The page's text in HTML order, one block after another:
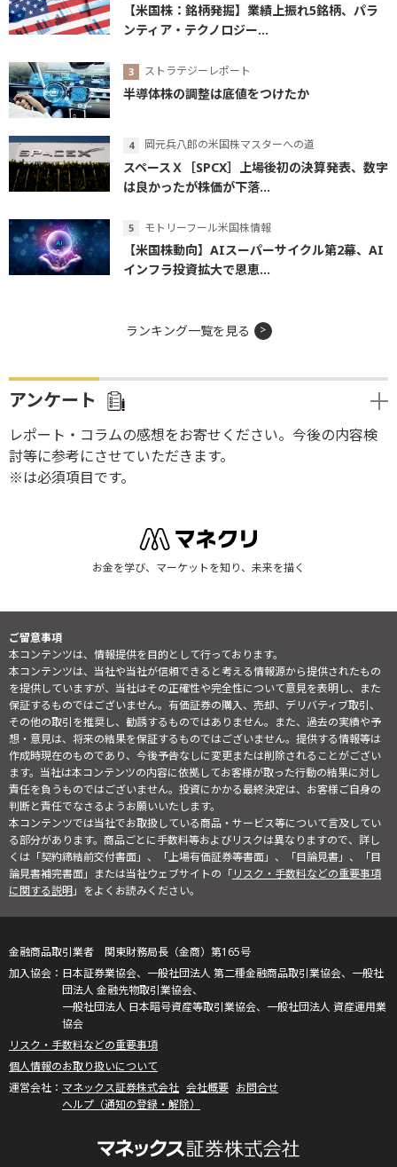
【米国株：銘柄発掘】業績上振れ5銘柄、パラ
ンティア・テクノロジー...
ストラテジーレポート
半導体株の調整は底値をつけたか
岡元兵八郎の米国株マスターへの道
スペースＸ［SPCX］上場後初の決算発表、数字
は良かったが株価が下落...
モトリーフール米国株情報
【米国株動向】AIスーパーサイクル第2幕、AI
インフラ投資拡大で恩恵...
ランキング一覧を見る
アンケート
レポート・コラムの感想をお寄せください。今後の内容検
討等に参考にさせていただきます。
※は必須項目です。
お金を学び、マーケットを知り、未来を描く
ご留意事項
本コンテンツは、情報提供を目的として行っております。
本コンテンツは、当社や当社が信頼できると考える情報源から提供されたもの
を提供していますが、当社はその正確性や完全性について意見を表明し、また
保証するものではございません。有価証券の購入、売却、デリバティブ取引、
その他の取引を推奨し、勧誘するものではありません。また、過去の実績や予
想・意見は、将来の結果を保証するものではございません。提供する情報等は
作成時現在のものであり、今後予告なしに変更または削除されることがござい
ます。当社は本コンテンツの内容に依拠してお客様が取った行動の結果に対し
責任を負うものではございません。投資にかかる最終決定は、お客様ご自身の
判断と責任でなさるようお願いいたします。
本コンテンツでは当社でお取扱している商品・サービス等について言及してい
る部分があります。商品ごとに手数料等およびリスクは異なりますので、詳し
くは「契約締結前交付書面」、「上場有価証券等書面」、「目論見書」、「目
論見書補完書面」または当社ウェブサイトの「リスク・手数料などの重要事項
に関する説明」をよくお読みください。
金融商品取引業者 関東財務局長（金商）第165号
日本証券業協会、一般社団法人 第二種金融商品取引業協会、一般社
団法人 金融先物取引業協会、
一般社団法人 日本暗号資産等取引業協会、一般社団法人 資産運用業
協会
リスク・手数料などの重要事項
個人情報のお取り扱いについて
マネックス証券株式会社 会社概要 お問合せ
ヘルプ（通知の登録・解除）